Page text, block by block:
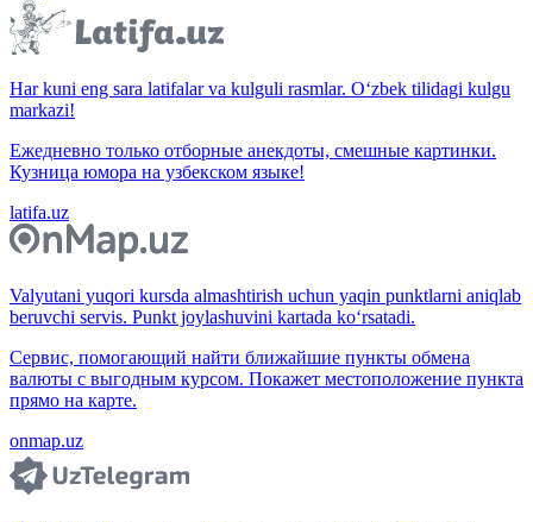
Har kuni eng sara latifalar va kulguli rasmlar. O‘zbek tilidagi kulgu
markazi!
Ежедневно только отборные анекдоты, смешные картинки.
Кузница юмора на узбекском языке!
latifa.uz
Valyutani yuqori kursda almashtirish uchun yaqin punktlarni aniqlab
beruvchi servis. Punkt joylashuvini kartada ko‘rsatadi.
Сервис, помогающий найти ближайшие пункты обмена
валюты с выгодным курсом. Покажет местоположение пункта
прямо на карте.
onmap.uz